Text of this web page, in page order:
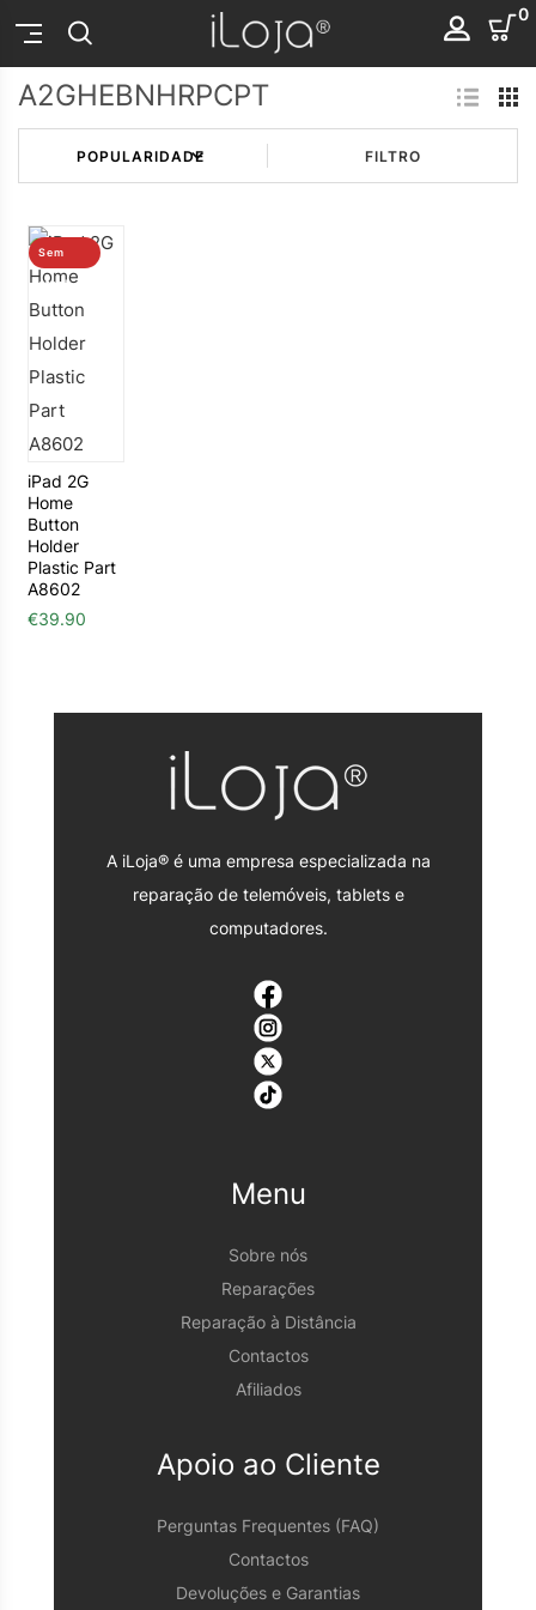
0
A2GHEBNHRPCPT
FILTRO
Sem
stock
iPad 2G
Home
Button
Holder
Plastic Part
A8602
€39.90
A iLoja® é uma empresa especializada na
reparação de telemóveis, tablets e
computadores.
Menu
Sobre nós
Reparações
Reparação à Distância
Contactos
Afiliados
Apoio ao Cliente
Perguntas Frequentes (FAQ)
Contactos
Devoluções e Garantias